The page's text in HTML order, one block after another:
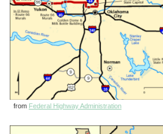
from Federal Highway Administration